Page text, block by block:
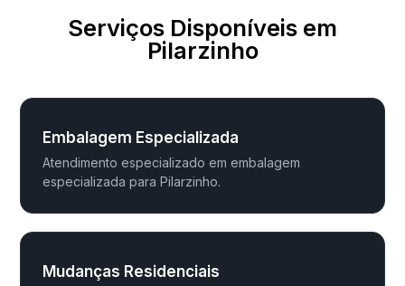
Serviços Disponíveis em
Pilarzinho
Embalagem Especializada
Atendimento especializado em embalagem
especializada para Pilarzinho.
Mudanças Residenciais